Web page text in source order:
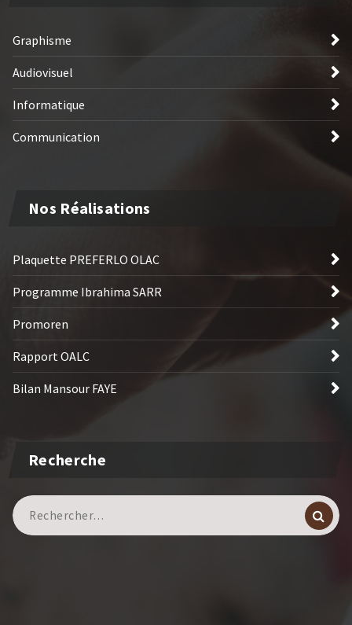
Graphisme
Audiovisuel
Informatique
Communication
Nos Réalisations
Plaquette PREFERLO OLAC
Programme Ibrahima SARR
Promoren
Rapport OALC
Bilan Mansour FAYE
Recherche
Recherche
pour :